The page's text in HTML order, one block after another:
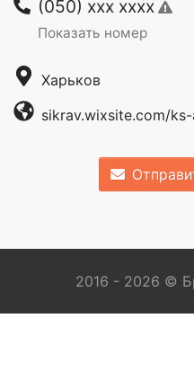
(050) xxx xxxx
Показать номер
Харьков
sikrav.wixsite.com/
2016 - 2026 ©